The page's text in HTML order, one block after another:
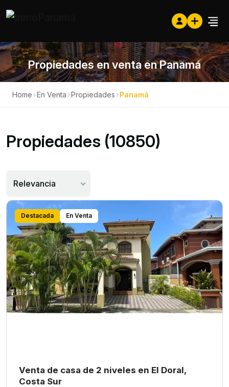
Propiedades en venta en Panamá
Home ›En Venta ›Propiedades ›Panamá
Propiedades (10850)
Relevancia
Destacada En Venta
Venta de casa de 2 niveles en El Doral,
Costa Sur